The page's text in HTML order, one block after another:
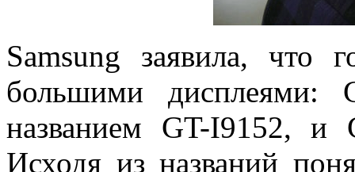
Samsung заявила, что
большими
названием GT-I9152,
Исходя из названий